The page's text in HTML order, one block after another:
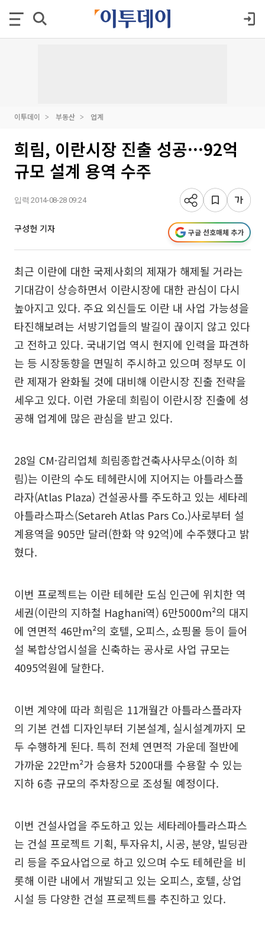
이투데이 부동산 업계
희림, 이란시장 진출 성공···92억
규모 설계 용역 수주
입력 2014-08-28 09:24
구성헌 기자 구글 선호매체 추가
최근 이란에 대한 국제사회의 제재가 해제될 거라는
기대감이 상승하면서 이란시장에 대한 관심이 다시
높아지고 있다. 주요 외신들도 이란 내 사업 가능성을
타진해보려는 서방기업들의 발길이 끊이지 않고 있다
고 전하고 있다. 국내기업 역시 현지에 인력을 파견하
는 등 시장동향을 면밀히 주시하고 있으며 정부도 이
란 제재가 완화될 것에 대비해 이란시장 진출 전략을
세우고 있다. 이런 가운데 희림이 이란시장 진출에 성
공해 업계에 많은 관심을 받고 있다.
28일 CM·감리업체 희림종합건축사사무소(이하 희
림)는 이란의 수도 테헤란시에 지어지는 아틀라스플
라자(Atlas Plaza) 건설공사를 주도하고 있는 세타레
아틀라스파스(Setareh Atlas Pars Co.)사로부터 설
계용역을 905만 달러(한화 약 92억)에 수주했다고 밝
혔다.
이번 프로젝트는 이란 테헤란 도심 인근에 위치한 역
세권(이란의 지하철 Haghani역) 6만5000m²의 대지
에 연면적 46만m²의 호텔, 오피스, 쇼핑몰 등이 들어
설 복합상업시설을 신축하는 공사로 사업 규모는
4095억원에 달한다.
이번 계약에 따라 희림은 11개월간 아틀라스플라자
의 기본 컨셉 디자인부터 기본설계, 실시설계까지 모
두 수행하게 된다. 특히 전체 연면적 가운데 절반에
가까운 22만m²가 승용차 5200대를 수용할 수 있는
지하 6층 규모의 주차장으로 조성될 예정이다.
이번 건설사업을 주도하고 있는 세타레아틀라스파스
는 건설 프로젝트 기획, 투자유치, 시공, 분양, 빌딩관
리 등을 주요사업으로 하고 있으며 수도 테헤란을 비
롯해 이란 내에서 개발되고 있는 오피스, 호텔, 상업
시설 등 다양한 건설 프로젝트를 추진하고 있다.